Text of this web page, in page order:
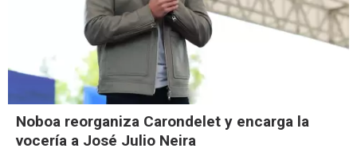
Noboa reorganiza Carondelet y encarga la
vocería a José Julio Neira